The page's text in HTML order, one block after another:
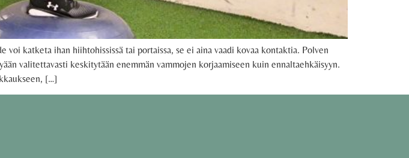
katketa ihan hiihtohississä tai portaissa, se ei aina vaadi kovaa kontaktia. Polven
valitettavasti keskitytään enemmän vammojen korjaamiseen kuin ennaltaehkäisyyn.
[…]